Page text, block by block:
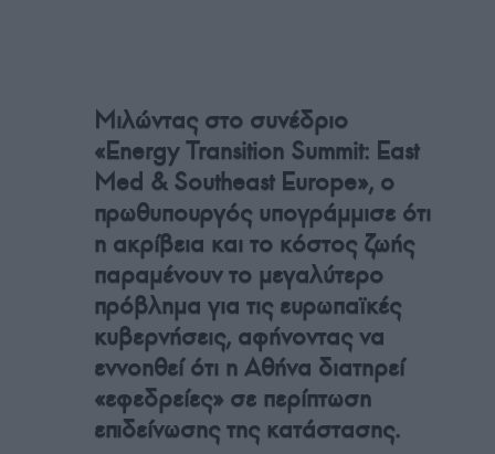
Μιλώντας στο συνέδριο
«Energy Transition Summit: East
Med & Southeast Europe», ο
πρωθυπουργός υπογράμμισε ότι
η ακρίβεια και το κόστος ζωής
παραμένουν το μεγαλύτερο
πρόβλημα για τις ευρωπαϊκές
κυβερνήσεις, αφήνοντας να
εννοηθεί ότι η Αθήνα διατηρεί
«εφεδρείες» σε περίπτωση
επιδείνωσης της κατάστασης.